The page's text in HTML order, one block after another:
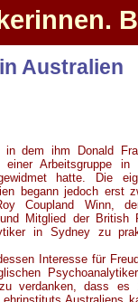
Australien
in dem ihm Donald
Arbeitsgruppe in
hatte. Die
begann jedoch erst
Coupland Winn,
Mitglied der British
in Sydney zu
Interesse für
verdanken, dass es